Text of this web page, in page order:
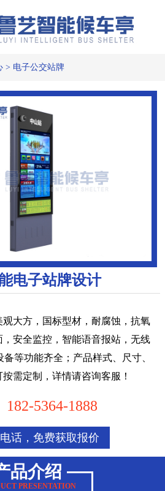
> 电子公交站牌
电子站牌设计
大方，国标型材，耐腐蚀，抗氧
安全监控，智能语音报站，无线
等功能齐全；产品样式、尺寸、
需定制，详情请咨询客服！
182-5364-1888
话，免费获取报价
品介绍
PRESENTATION